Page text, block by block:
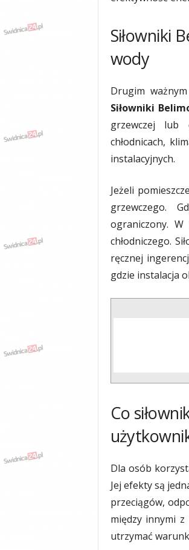
Siłowniki
wody
Drugim
Siłowniki
grzewczej lub
chłodnicach,
instalacyjnych.
Jeżeli
grzewczego.
ograniczony.
chłodniczego.
ręcznej
gdzie instalacja
Co
Dla osób
Jej efekty są
przeciągów,
między innymi z
utrzymać